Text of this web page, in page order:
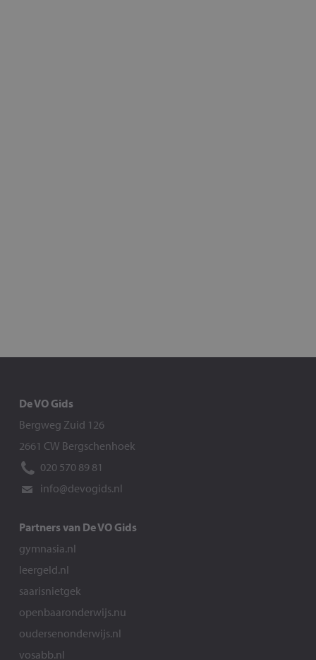
De VO Gids
Bergweg Zuid 126
2661 CW Bergschenhoek
020 570 89 81
info@devogids.nl
Partners van De VO Gids
gymnasia.nl
leergeld.nl
saarisnietgek
openbaaronderwijs.nu
oudersenonderwijs.nl
vosabb.nl